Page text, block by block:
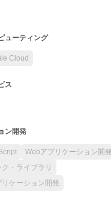
ューティング
Cloud
ス
ン開発
Webアプリケーション開発
・ライブラリ
ケーション開発